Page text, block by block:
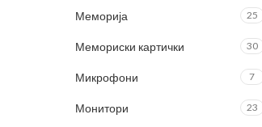
Меморија 25
Мемориски картички 30
Микрофони 7
Монитори 23